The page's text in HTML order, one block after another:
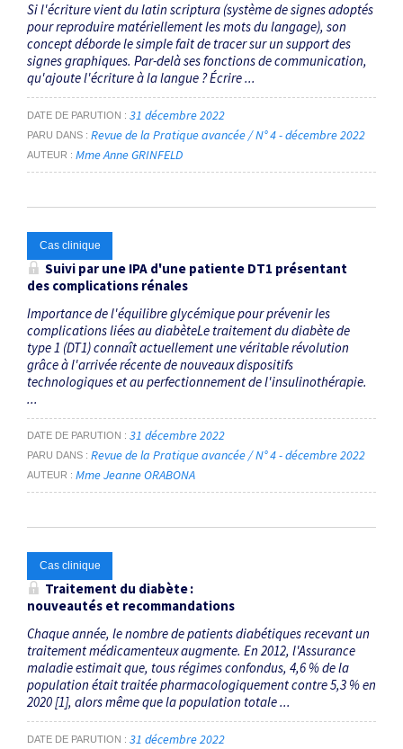
Si l'écriture vient du latin scriptura (système de signes adoptés
pour reproduire matériellement les mots du langage), son
concept déborde le simple fait de tracer sur un support des
signes graphiques. Par-delà ses fonctions de communication,
qu'ajoute l'écriture à la langue ? Écrire ...
DATE DE PARUTION 31 décembre 2022
PARU DANS Revue de la Pratique avancée / N° 4 - décembre 2022
AUTEUR Mme Anne GRINFELD
Cas clinique
Suivi par une IPA d'une patiente DT1 présentant
des complications rénales
Importance de l'équilibre glycémique pour prévenir les
complications liées au diabèteLe traitement du diabète de
type 1 (DT1) connaît actuellement une véritable révolution
grâce à l'arrivée récente de nouveaux dispositifs
technologiques et au perfectionnement de l'insulinothérapie.
...
DATE DE PARUTION 31 décembre 2022
PARU DANS Revue de la Pratique avancée / N° 4 - décembre 2022
AUTEUR Mme Jeanne ORABONA
Cas clinique
Traitement du diabète :
nouveautés et recommandations
Chaque année, le nombre de patients diabétiques recevant un
traitement médicamenteux augmente. En 2012, l'Assurance
maladie estimait que, tous régimes confondus, 4,6 % de la
population était traitée pharmacologiquement contre 5,3 % en
2020 [1], alors même que la population totale ...
DATE DE PARUTION 31 décembre 2022